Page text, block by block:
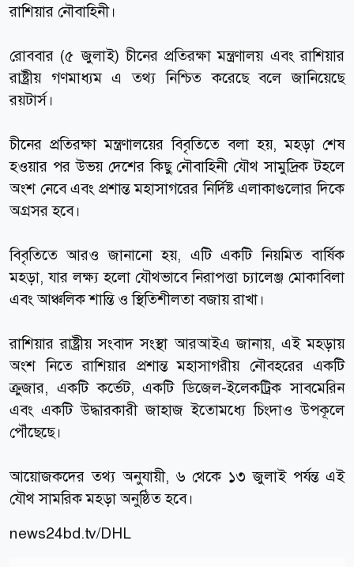
রাশিয়ার নৌবাহিনী।
রোববার (৫ জুলাই) চীনের প্রতিরক্ষা মন্ত্রণালয় এবং রাশিয়ার
রাষ্ট্রীয় গণমাধ্যম এ তথ্য নিশ্চিত করেছে বলে জানিয়েছে
রয়টার্স।
চীনের প্রতিরক্ষা মন্ত্রণালয়ের বিবৃতিতে বলা হয়, মহড়া শেষ
হওয়ার পর উভয় দেশের কিছু নৌবাহিনী যৌথ সামুদ্রিক টহলে
অংশ নেবে এবং প্রশান্ত মহাসাগরের নির্দিষ্ট এলাকাগুলোর দিকে
অগ্রসর হবে।
বিবৃতিতে আরও জানানো হয়, এটি একটি নিয়মিত বার্ষিক
মহড়া, যার লক্ষ্য হলো যৌথভাবে নিরাপত্তা চ্যালেঞ্জ মোকাবিলা
এবং আঞ্চলিক শান্তি ও স্থিতিশীলতা বজায় রাখা।
রাশিয়ার রাষ্ট্রীয় সংবাদ সংস্থা আরআইএ জানায়, এই মহড়ায়
অংশ নিতে রাশিয়ার প্রশান্ত মহাসাগরীয় নৌবহরের একটি
ক্রুজার, একটি কর্ভেট, একটি ডিজেল-ইলেকট্রিক সাবমেরিন
এবং একটি উদ্ধারকারী জাহাজ ইতোমধ্যে চিংদাও উপকূলে
পৌঁছেছে।
আয়োজকদের তথ্য অনুযায়ী, ৬ থেকে ১৩ জুলাই পর্যন্ত এই
যৌথ সামরিক মহড়া অনুষ্ঠিত হবে।
news24bd.tv/DHL